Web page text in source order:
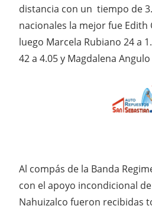
distancia con un tiempo de
nacionales la mejor fue Edith
luego Marcela Rubiano 24 a
42 a 4.05 y Magdalena
Al compás de la Banda
con el apoyo incondicional
Nahuizalco fueron recibidas